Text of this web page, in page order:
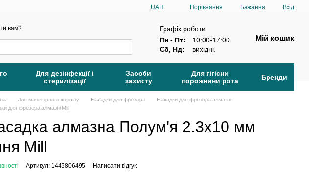
UAH Порівняння Бажання Вхід
вам?
Графік роботи:
Пн - Пт:
10:00-17:00
Сб, Нд:
вихідні.
Мій кошик
Для дезінфекції і
стерилізації
Засоби
захисту
Для гігієни
порожнини рота
Бренди
Для манікюрного сервісу Насадки для фрезера
Насадки для фрезера алмазні
для фрезера алмазні Mill
алмазна Полум'я 2.3х10 мм
Mill
Артикул: 1445806495 Написати відгук